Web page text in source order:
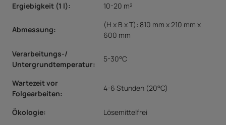
Ergiebigkeit (1 l):
10-20 m²
Abmessung:
(H x B x T): 810 mm x 210 mm x
600 mm
Verarbeitungs-/
Untergrundtemperatur:
5-30°C
Wartezeit vor
Folgearbeiten:
4-6 Stunden (20°C)
Ökologie: Lösemittelfrei